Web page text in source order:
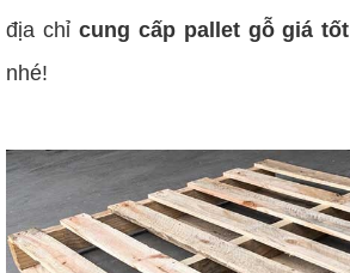
địa chỉ cung cấp pallet gỗ giá tốt
nhé!